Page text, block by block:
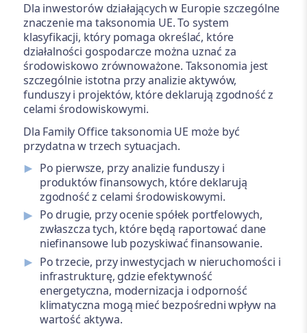
Dla inwestorów działających w Europie szczególne
znaczenie ma taksonomia UE. To system
klasyfikacji, który pomaga określać, które
działalności gospodarcze można uznać za
środowiskowo zrównoważone. Taksonomia jest
szczególnie istotna przy analizie aktywów,
funduszy i projektów, które deklarują zgodność z
celami środowiskowymi.
Dla Family Office taksonomia UE może być
przydatna w trzech sytuacjach.
Po pierwsze, przy analizie funduszy i
produktów finansowych, które deklarują
zgodność z celami środowiskowymi.
Po drugie, przy ocenie spółek portfelowych,
zwłaszcza tych, które będą raportować dane
niefinansowe lub pozyskiwać finansowanie.
Po trzecie, przy inwestycjach w nieruchomości i
infrastrukturę, gdzie efektywność
energetyczna, modernizacja i odporność
klimatyczna mogą mieć bezpośredni wpływ na
wartość aktywa.